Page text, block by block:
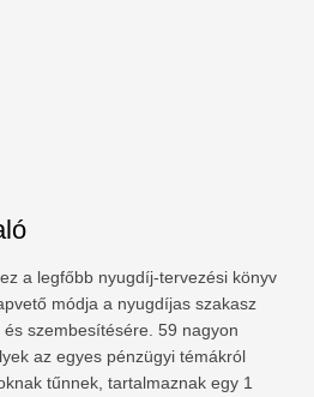
a legfőbb nyugdíj-tervezési könyv
módja a nyugdíjas szakasz
szembesítésére. 59 nagyon
az egyes pénzügyi témákról
tűnnek, tartalmaznak egy 1